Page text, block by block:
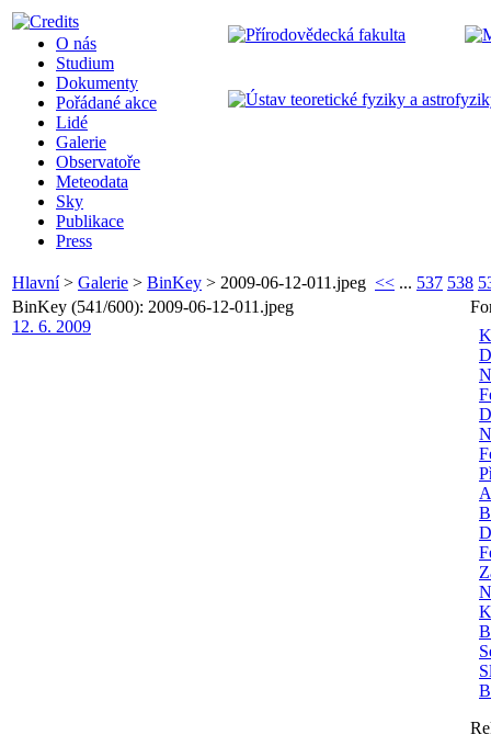
O nás
Studium
Dokumenty
Pořádané akce
Lidé
Galerie
Observatoře
Meteodata
Sky
Publikace
Press
Hlavní> Galerie > BinKey > 2009-06-12-011.jpeg << ... 537 538
BinKey (541/600): 2009-06-12-011.jpeg
12. 6. 2009